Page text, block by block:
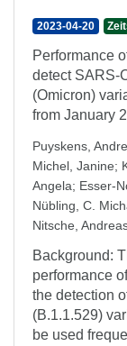
2023-04-20
Performance
detect SARS-
(Omicron)
from January
Puyskens,
Michel, Janine;
Angela; Esser-
Nübling, C.
Nitsche,
Background:
performance
the detection
(B.1.1.529)
be used